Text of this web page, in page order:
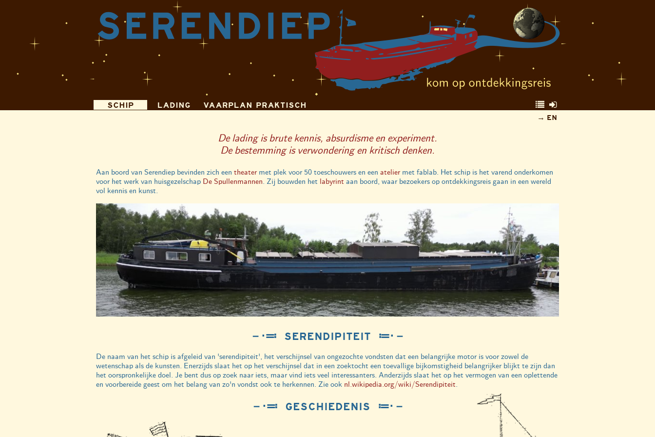
SCHIP LADING VAARPLAN PRAKTISCH
EN
De lading is brute kennis, absurdisme en experiment.
De bestemming is verwondering en kritisch denken.
Aan boord van Serendiep bevinden zich een theatermet plek voor 50 toeschouwers en een ateliermet fablab. Het schip is het varend onderkomen
voor het werk van huisgezelschap De Spullenmannen. Zij bouwden het labyrint aan boord, waar bezoekers op ontdekkingsreis gaan in een wereld
vol kennis en kunst.
－⋅≕ SERENDIPITEIT ≔⋅－
De naam van het schip is afgeleid van 'serendipiteit', het verschijnsel van ongezochte vondsten dat een belangrijke motor is voor zowel de
wetenschap als de kunsten. Enerzijds slaat het op het verschijnsel dat in een zoektocht een toevallige bijkomstigheid belangrijker blijkt te zijn dan
het oorspronkelijke doel. Je bent dus op zoek naar iets, maar vind iets veel interessanters. Anderzijds slaat het op het vermogen van een oplettende
en voorbereide geest om het belang van zo'n vondst ook te herkennen. Zie ook nl.wikipedia.org/wiki/Serendipiteit.
－⋅≕ GESCHIEDENIS ≔⋅－